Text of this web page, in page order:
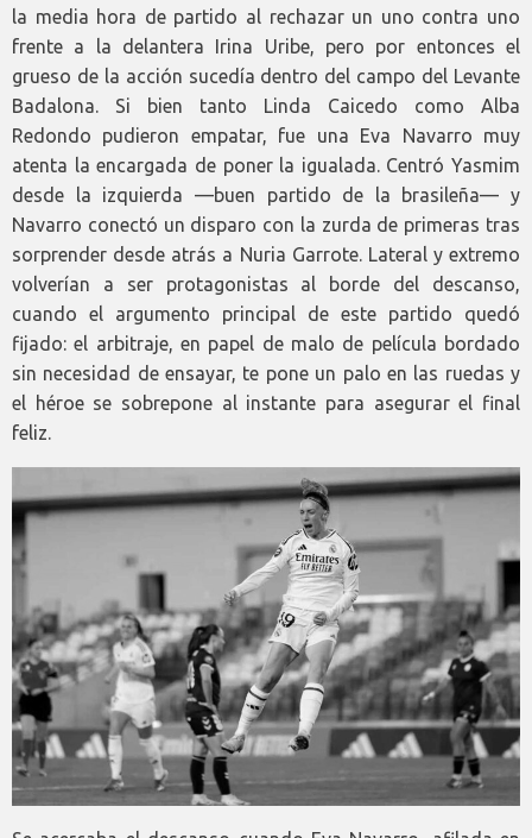
la media hora de partido al rechazar un uno contra uno
frente a la delantera Irina Uribe, pero por entonces el
grueso de la acción sucedía dentro del campo del Levante
Badalona. Si bien tanto Linda Caicedo como Alba
Redondo pudieron empatar, fue una Eva Navarro muy
atenta la encargada de poner la igualada. Centró Yasmim
desde la izquierda —buen partido de la brasileña— y
Navarro conectó un disparo con la zurda de primeras tras
sorprender desde atrás a Nuria Garrote. Lateral y extremo
volverían a ser protagonistas al borde del descanso,
cuando el argumento principal de este partido quedó
fijado: el arbitraje, en papel de malo de película bordado
sin necesidad de ensayar, te pone un palo en las ruedas y
el héroe se sobrepone al instante para asegurar el final
feliz.